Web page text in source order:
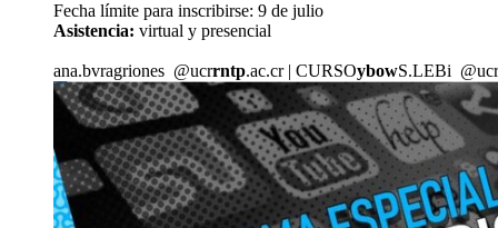
Fecha límite para inscribirse: 9 de julio
Asistencia: virtual y presencial
ana.bvragriones @ucrrntp.ac.cr| CURSOybowS.LEBi @ucr